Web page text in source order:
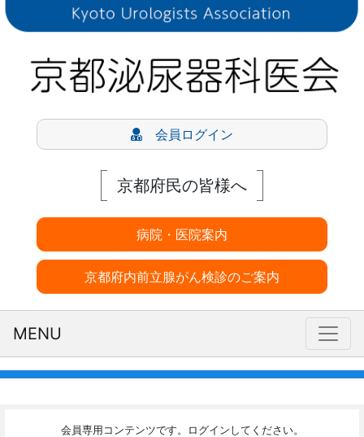
会員ログイン
京都府民の皆様へ
病院・医院案内
京都府内前立腺がん検診のご案内
MENU
会員専用コンテンツです。ログインしてください。